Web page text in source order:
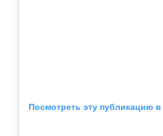
Посмотреть эту публикацию